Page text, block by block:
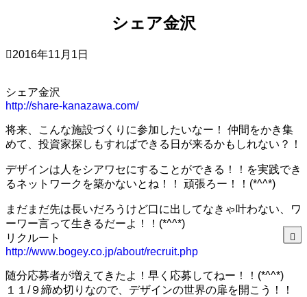
シェア金沢
2016年11月1日
シェア金沢
http://share-kanazawa.com/
将来、こんな施設づくりに参加したいなー！ 仲間をかき集
めて、投資家探しもすればできる日が来るかもしれない？！
デザインは人をシアワセにすることができる！！を実践でき
るネットワークを築かないとね！！ 頑張ろー！！(*^^*)
まだまだ先は長いだろうけど口に出してなきゃ叶わない、ワ
ーワー言って生きるだーよ！！(*^^*)
リクルート
http://www.bogey.co.jp/about/recruit.php
随分応募者が増えてきたよ！早く応募してねー！！(*^^*)
１１/９締め切りなので、デザインの世界の扉を開こう！！